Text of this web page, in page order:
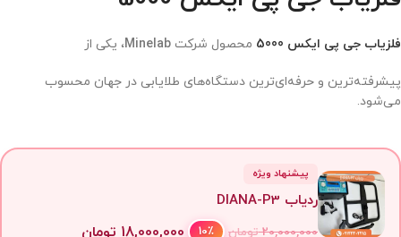
فلزیاب جی پی ایکس 5000 محصول شرکت Minelab، یکی از
پیشرفته‌ترین و حرفه‌ای‌ترین دستگاه‌های طلایابی در جهان محسوب
می‌شود.
پیشنهاد ویژه
ردیاب DIANA-P3
20,000,000 تومان 10٪ 18,000,000 تومان